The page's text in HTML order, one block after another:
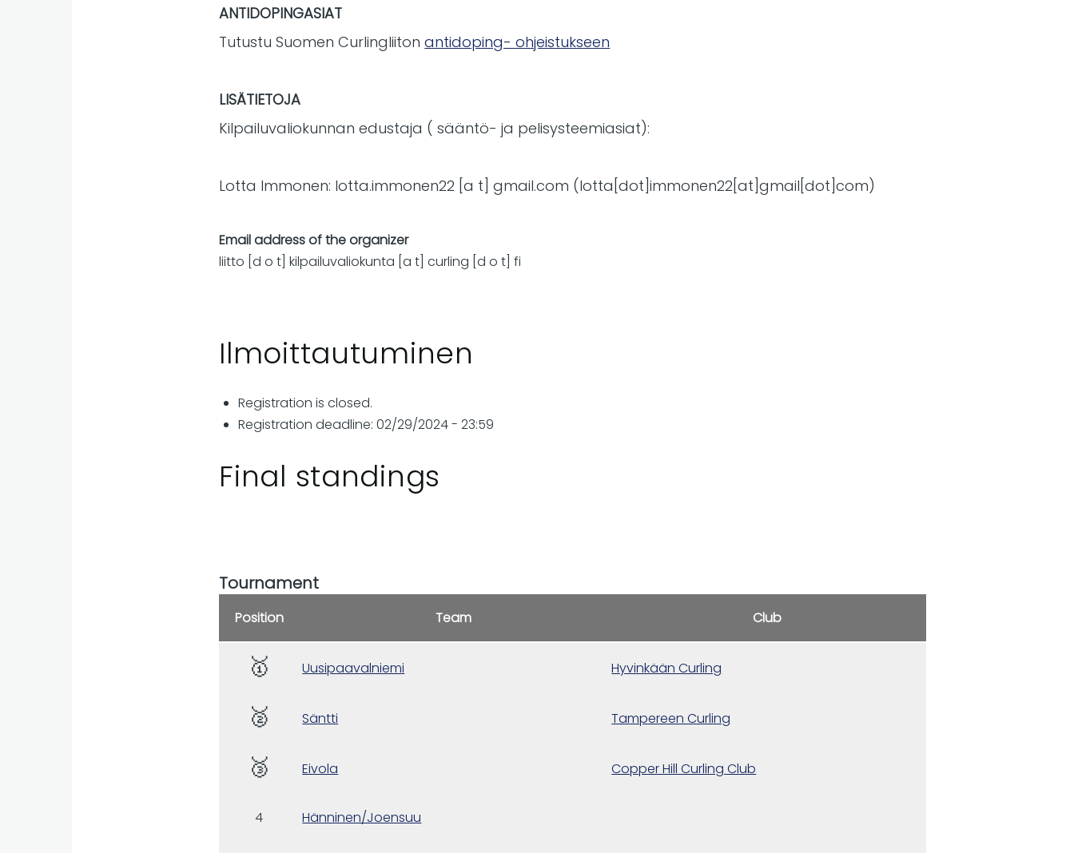
ANTIDOPINGASIAT
Tutustu Suomen Curlingliitonantidoping- ohjeistukseen
LISÄTIETOJA
Kilpailuvaliokunnan edustaja ( sääntö- ja pelisysteemiasiat):
Lotta Immonen: lotta.immonen22 [a t]gmail.com (lotta[dot]immonen22[at]gmail[dot]com)
Email address of the organizer
liitto [d o t]kilpailuvaliokunta [a t]curling [d o t]fi
Ilmoittautuminen
Registration is closed.
Registration deadline: 02/29/2024 - 23:59
Final standings
Tournament
Position Team Club
🥇 Uusipaavalniemi Hyvinkään Curling
🥈 Säntti Tampereen Curling
🥉 Eivola Copper Hill Curling Club
4 Hänninen/Joensuu